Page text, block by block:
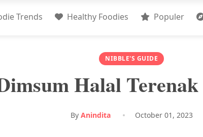
Trends Healthy Foodies Populer
NIBBLE'S GUIDE
Halal
By Anindita October 01, 2023